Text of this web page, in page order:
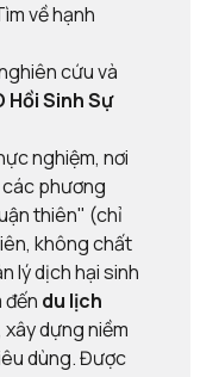
về hạnh
cứu và
Hồi Sinh Sự
nghiệm, nơi
phương
thiên" (chỉ
không chất
lý dịch hại sinh
đến du lịch
xây dựng niềm
dùng. Được